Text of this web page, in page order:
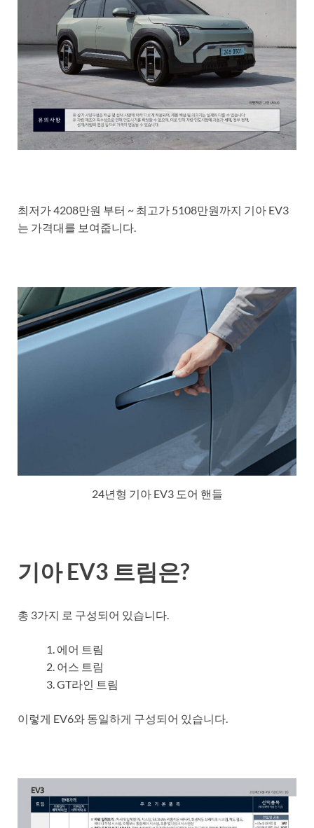
최저가 4208만원 부터 ~ 최고가 5108만원까지 기아 EV3
는 가격대를 보여줍니다.
24년형 기아 EV3 도어 핸들
기아 EV3 트림은?
총 3가지 로 구성되어 있습니다.
에어 트림
어스 트림
GT라인 트림
이렇게 EV6와 동일하게 구성되어 있습니다.